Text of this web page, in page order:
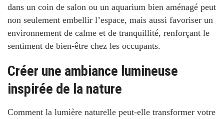
dans un coin de salon ou un aquarium bien aménagé peut
non seulement embellir l’espace, mais aussi favoriser un
environnement de calme et de tranquillité, renforçant le
sentiment de bien-être chez les occupants.
Créer une ambiance lumineuse
inspirée de la nature
Comment la lumière naturelle peut-elle transformer votre